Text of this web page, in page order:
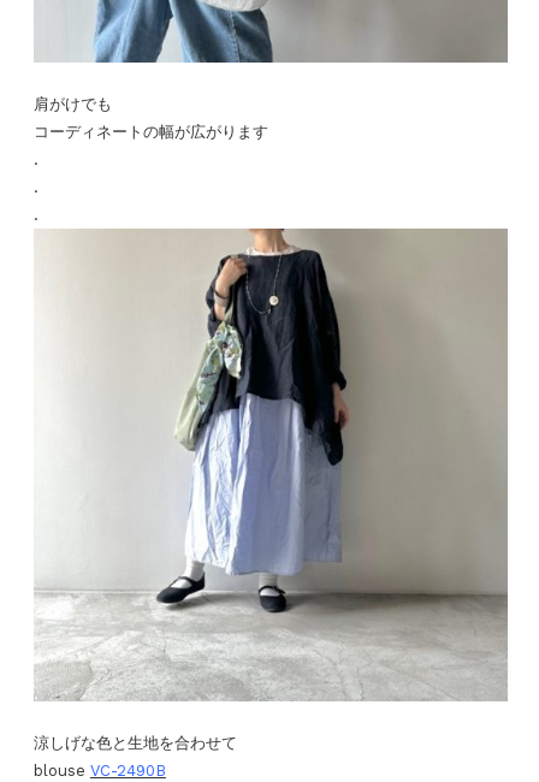
肩がけでも
コーディネートの幅が広がります
.
.
.
涼しげな色と生地を合わせて
blouse VC-2490B